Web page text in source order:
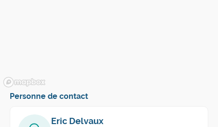
Personne de contact
Eric Delvaux